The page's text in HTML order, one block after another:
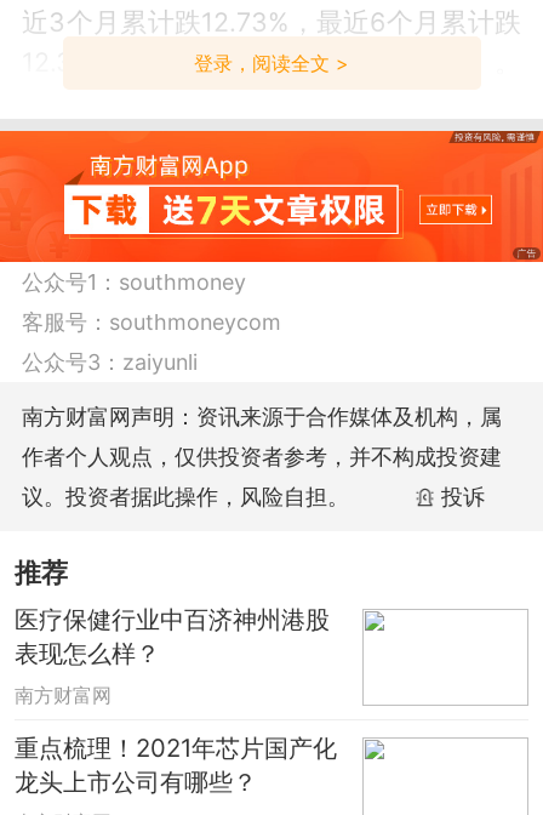
近3个月累计跌12.73%，最近6个月累计跌
12.3%，今年以来累计跌6.67%。
月累计跌12.12%，最近3个月累计跌42%，
最近6个月累计跌58.87%，今年以来累计
跌68.98%。
行业规模对比排名：
均规模来看，2020年第四季度，总市值为
142亿元，流通市值为108亿元。其中，
ISPGLOBAL港股规模来说，总市值为4.25
34位。
行业估值对比排名：
在所属的资讯科技器材行业中，从行业平
均估值来看，2020年第四季度。其中，
登录，阅读全文 >
公众号1： southmoney
客服号： southmoneycom
公众号3： zaiyunli
南方财富网声明：资讯来源于合作媒体及机构，属
作者个人观点，仅供投资者参考，并不构成投资建
议。投资者据此操作，风险自担。
投诉
推荐
医疗保健行业中百济神州港股
表现怎么样？
南方财富网
重点梳理！2021年芯片国产化
龙头上市公司有哪些？